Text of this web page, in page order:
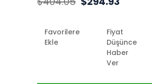
Favorilere
Ekle
Fiyat
Düşünce
Haber
Ver